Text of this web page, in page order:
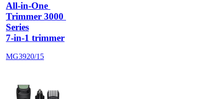
All-in-One
Trimmer 3000
Series
7-in-1 trimmer
MG3920/15